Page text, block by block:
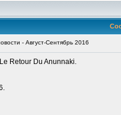
- Август-Сентябрь 2016
Retour Du Anunnaki.